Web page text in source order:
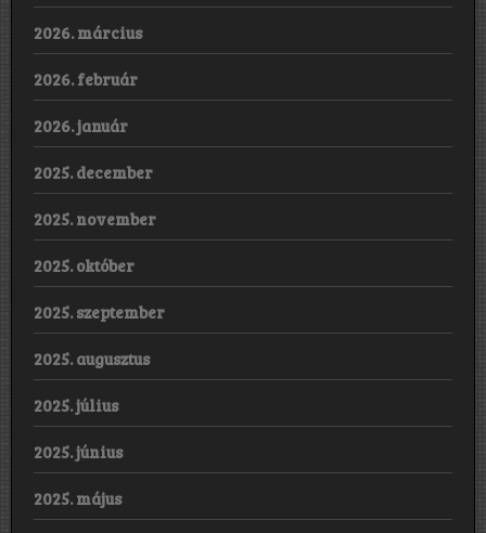
2026. március
2026. február
2026. január
2025. december
2025. november
2025. október
2025. szeptember
2025. augusztus
2025. július
2025. június
2025. május